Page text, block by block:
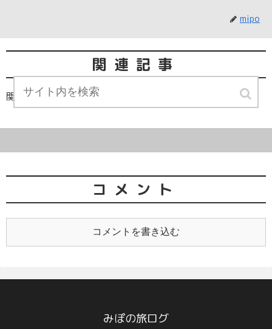
mipo
関連記事
関連記事は見つかりませんでした。
コメント
コメントを書き込む
みぽの旅ログ